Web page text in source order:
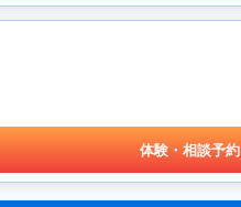
体験・相談予約